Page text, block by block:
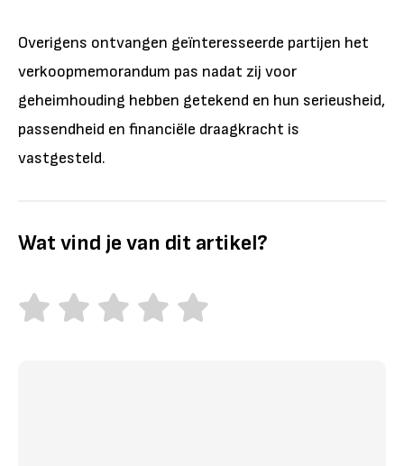
Overigens ontvangen geïnteresseerde partijen het
verkoopmemorandum pas nadat zij voor
geheimhouding hebben getekend en hun serieusheid,
passendheid en financiële draagkracht is
vastgesteld.
Wat vind je van dit artikel?